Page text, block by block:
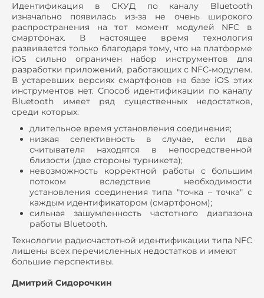
Идентификация в СКУД по каналу Bluetooth
изначально появилась из-за не очень широкого
распространения на тот момент модулей NFC в
смартфонах. В настоящее время технология
развивается только благодаря тому, что на платформе
iOS сильно ограничен набор инструментов для
разработки приложений, работающих с NFC-модулем.
В устаревших версиях смартфонов на базе iOS этих
инструментов нет. Способ идентификации по каналу
Bluetooth имеет ряд существенных недостатков,
среди которых:
длительное время установления соединения;
низкая селективность в случае, если два
считывателя находятся в непосредственной
близости (две стороны турникета);
невозможность корректной работы с большим
потоком вследствие необходимости
установления соединения типа "точка – точка" с
каждым идентификатором (смартфоном);
сильная зашумленность частотного диапазона
работы Bluetooth.
Технологии радиочастотной идентификации типа NFC
лишены всех перечисленных недостатков и имеют
большие перспективы.
Дмитрий Сидорочкин